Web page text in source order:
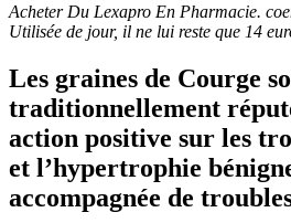
Acheter Du Lexapro En Pharmacie.
Utilisée de jour, il ne lui reste que 14
Les graines de Courge
traditionnellement
action positive sur les
et l’hypertrophie
accompagnée de